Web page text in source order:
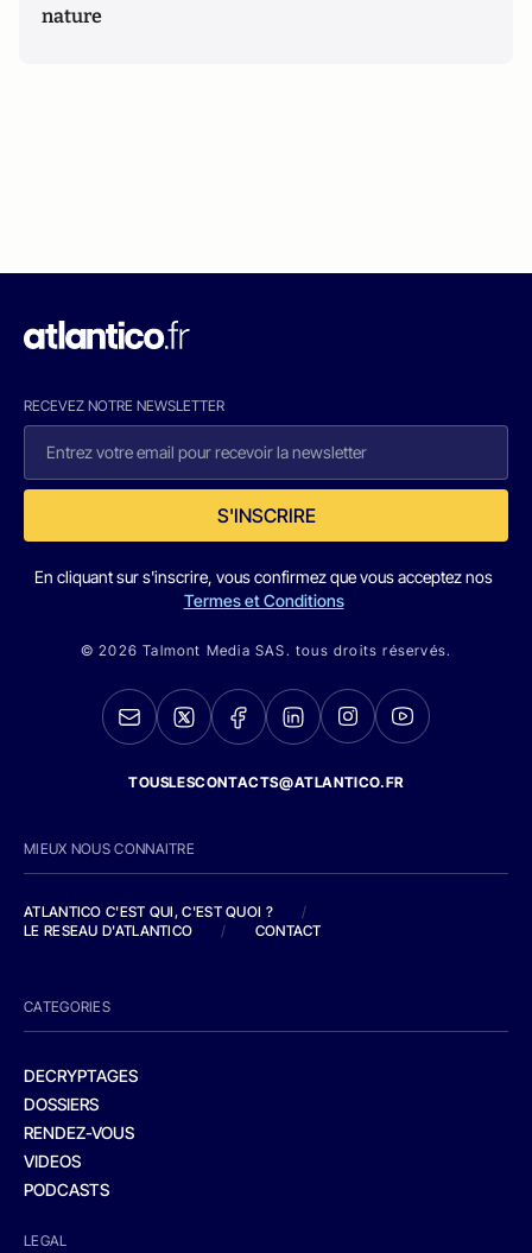
nature
RECEVEZ NOTRE NEWSLETTER
S'INSCRIRE
En cliquant sur s'inscrire, vous confirmez que vous acceptez nos
Termes et Conditions
© 2026 Talmont Media SAS. tous droits réservés.
TOUSLESCONTACTS@ATLANTICO.FR
MIEUX NOUS CONNAITRE
ATLANTICO C'EST QUI, C'EST QUOI ?
/
LE RESEAU D'ATLANTICO
/ CONTACT
CATEGORIES
DECRYPTAGES
DOSSIERS
RENDEZ-VOUS
VIDEOS
PODCASTS
LEGAL